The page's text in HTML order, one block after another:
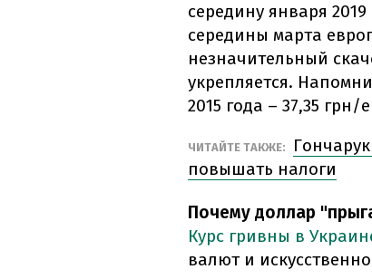
середину января
середины марта
незначительный
укрепляется.
2015 года – 37,35 грн/
ЧИТАЙТЕ ТАКЖЕ:
повышать налоги
Почему доллар
Курс гривны в
валют и